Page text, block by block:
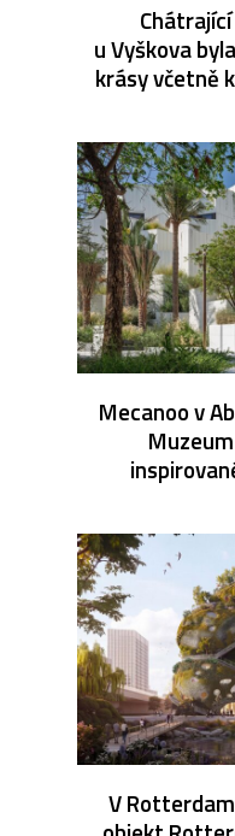
u Vyškova
krásy včetně
Mecanoo v
V